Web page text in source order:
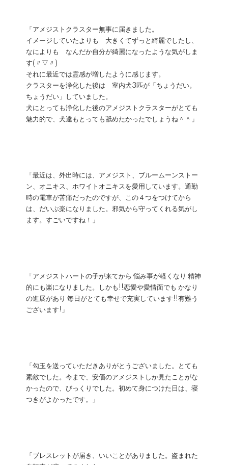
「アメジストクラスター無事に届きました。
イメージしていたよりも 大きくてずっと綺麗でしたし、
なによりも なんだか自分が綺麗になったような気がしま
す(〃▽〃)
それに最近では霊感が増したように感じます。
クラスターを浄化した後は 室内犬3匹が「ちょうだい。
ちょうだい」していました。
犬にとっても浄化した後のアメジストクラスターがとても
魅力的で、犬達もとっても舐めたかったでしょうね＾＾」
「最近は、外出時には、アメジスト、ブルームーンストー
ン、オニキス、ホワイトオニキスを愛用しています。通勤
時の電車が苦痛だったのですが、この４つをつけてから
は、だいぶ楽になりました。邪気から守ってくれる気がし
ます。すごいですね！」
「アメジストハートの子が来てから 悩み事が軽くなり 精神
的にも楽になりました。しかも!!恋愛や愛情面でも かなり
の進展があり 毎日がとても幸せで充実しています!!有難う
ございます!」
「勾玉を送っていただきありがとうございました。とても
素敵でした。今まで、安価のアメジストしか見たことがな
かったので、びっくりでした。初めて身につけた日は、寝
つきがよかったです。」
「ブレスレットが届き、いいことがありました。盗まれた